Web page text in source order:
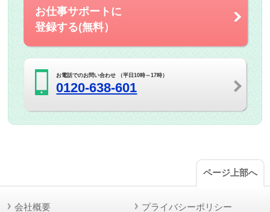
お仕事サポートに
登録する(無料）
お電話でのお問い合わせ （平日10時～17時）
0120-638-601
ページ上部へ
会社概要 プライバシーポリシー